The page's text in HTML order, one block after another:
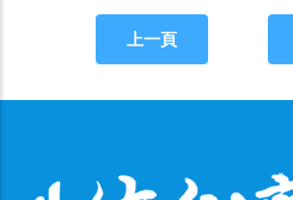
上一頁